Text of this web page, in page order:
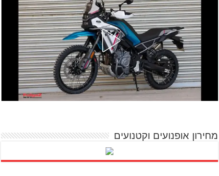
מחירון אופנועים וקטנועים